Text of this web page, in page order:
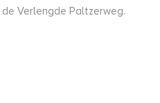
Verlengde Paltzerweg.